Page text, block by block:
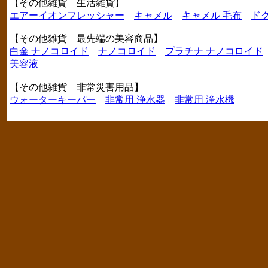
【その他雑貨 生活雑貨】
エアーイオンフレッシャー
キャメル キャメル 毛布 ド
【その他雑貨 最先端の美容商品】
白金 ナノコロイド
ナノコロイド
プラチナ ナノコロイド
美容液
【その他雑貨 非常災害用品】
ウォーターキーパー
非常用 浄水器 非常用 浄水機